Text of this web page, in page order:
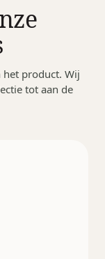
het product. Wij
tot aan de